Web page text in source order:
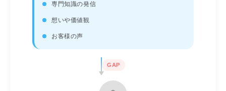
専門知識の発信
想いや価値観
お客様の声
GAP